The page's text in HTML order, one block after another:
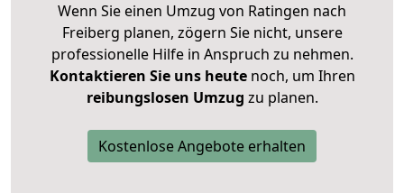
Wenn Sie einen Umzug von Ratingen nach
Freiberg planen, zögern Sie nicht, unsere
professionelle Hilfe in Anspruch zu nehmen.
Kontaktieren Sie uns heutenoch, um Ihren
reibungslosen Umzug zu planen.
Kostenlose Angebote erhalten